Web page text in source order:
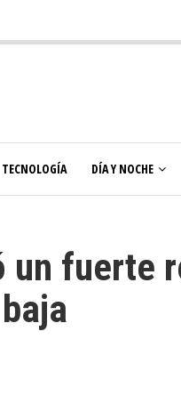
TECNOLOGÍA DÍA Y NOCHE
un fuerte